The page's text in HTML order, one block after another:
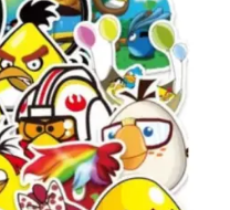
Añadir
a la
lista de
deseos